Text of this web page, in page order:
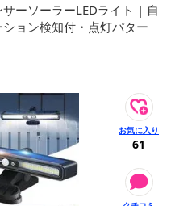
ーソーラーLEDライト | 自
ョン検知付・点灯パター
61